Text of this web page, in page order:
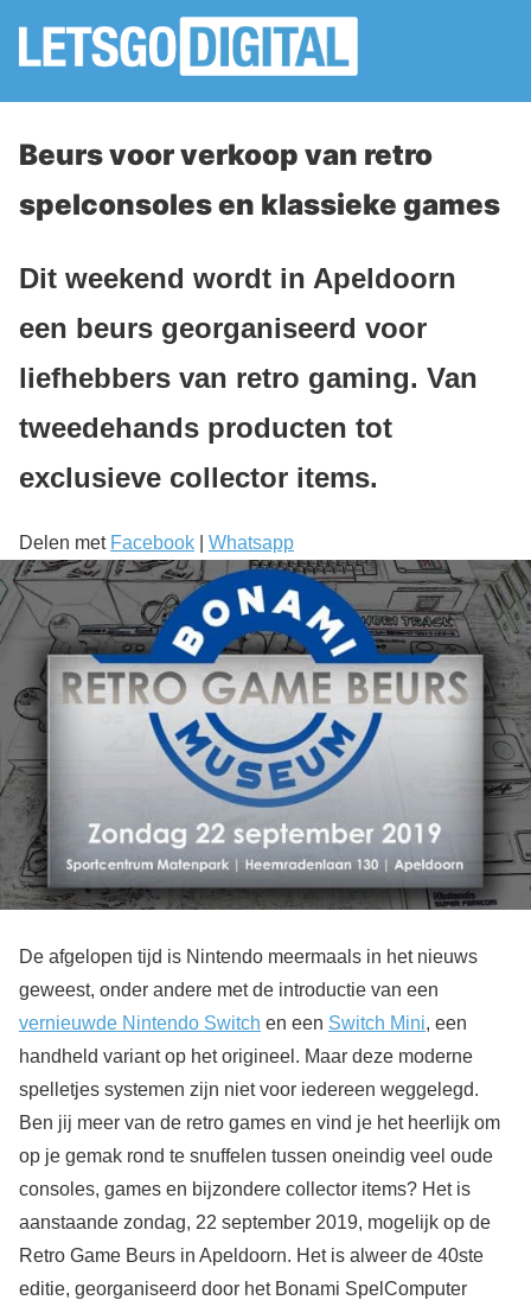
Beurs voor verkoop van retro
spelconsoles en klassieke games
Dit weekend wordt in Apeldoorn
een beurs georganiseerd voor
liefhebbers van retro gaming. Van
tweedehands producten tot
exclusieve collector items.
Delen met Facebook Whatsapp
De afgelopen tijd is Nintendo meermaals in het nieuws
geweest, onder andere met de introductie van een
vernieuwde Nintendo Switch en een Switch Mini, een
handheld variant op het origineel. Maar deze moderne
spelletjes systemen zijn niet voor iedereen weggelegd.
Ben jij meer van de retro games en vind je het heerlijk om
op je gemak rond te snuffelen tussen oneindig veel oude
consoles, games en bijzondere collector items? Het is
aanstaande zondag, 22 september 2019, mogelijk op de
Retro Game Beurs in Apeldoorn. Het is alweer de 40ste
editie, georganiseerd door het Bonami SpelComputer